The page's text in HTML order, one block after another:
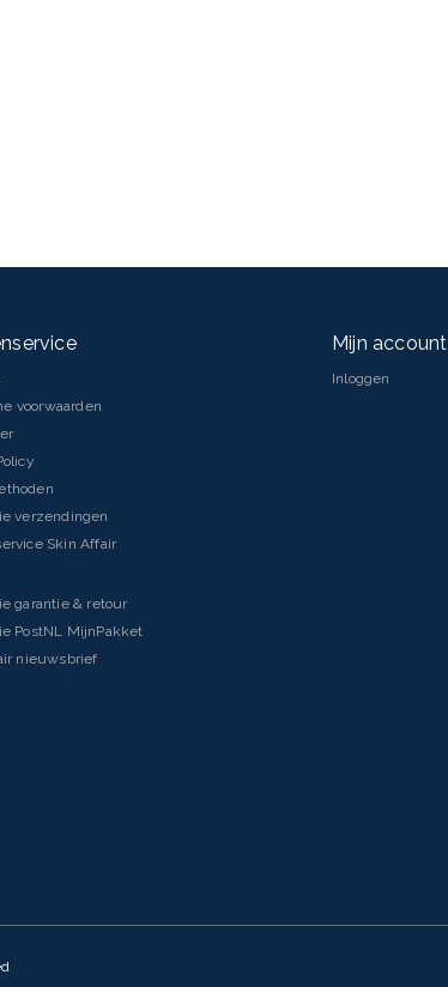
voorwaarden
verzendingen
Skin Affair
garantie & retour
PostNL MijnPakket
nieuwsbrief
Mijn account
Inloggen